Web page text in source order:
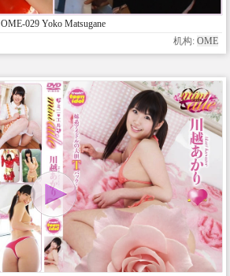
OME-029 Yoko Matsugane
机构: OME